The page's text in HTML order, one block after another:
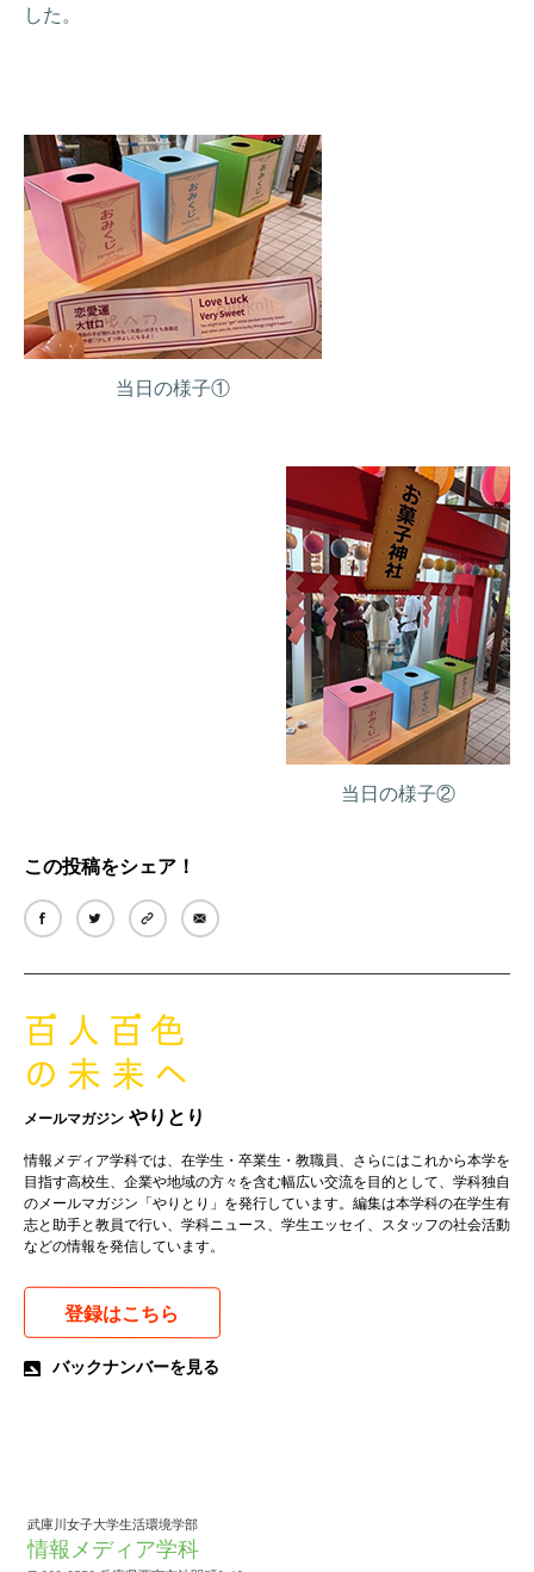
した。
当日の様子①
当日の様子②
この投稿をシェア！
メールマガジンやりとり
情報メディア学科では、在学生・卒業生・教職員、さらにはこれから本学を
目指す高校生、企業や地域の方々を含む幅広い交流を目的として、学科独自
のメールマガジン「やりとり」を発行しています。編集は本学科の在学生有
志と助手と教員で行い、学科ニュース、学生エッセイ、スタッフの社会活動
などの情報を発信しています。
登録はこちら
バックナンバーを見る
武庫川女子大学生活環境学部
情報メディア学科